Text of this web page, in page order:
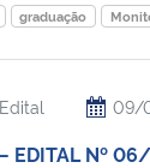
graduação
Edital 09/
EDITAL Nº